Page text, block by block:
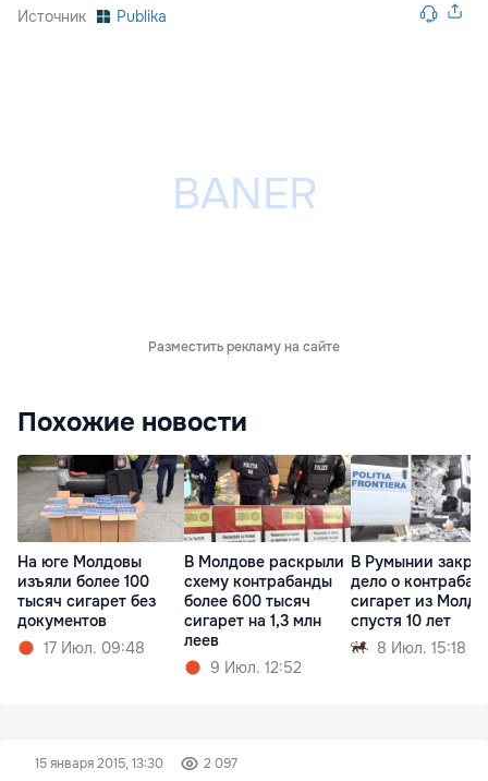
Источник Publika
Разместить рекламу на сайте
Похожие новости
На юге Молдовы
изъяли более 100
тысяч сигарет без
документов
17 Июл. 09:48
В Молдове раскрыли
схему контрабанды
более 600 тысяч
сигарет на 1,3 млн
леев
9 Июл. 12:52
В Румынии
дело о
сигарет из
спустя 10 лет
8 Июл. 15:18
15 января 2015, 13:30 2 097